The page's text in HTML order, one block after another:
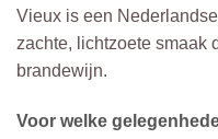
Vieux is een
zachte, lichtzoete smaak
brandewijn.
Voor welke